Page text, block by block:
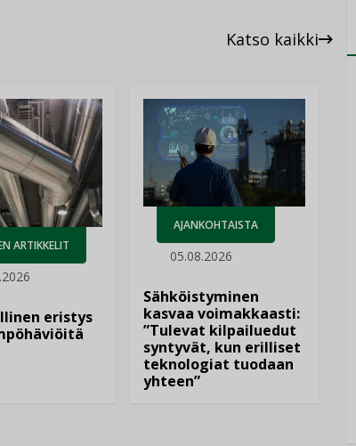
Katso kaikki
ARTIKKELIT
eristys
AJANKOHTAISTA
05.08.2026
Sähköistyminen
kasvaa voimakkaasti:
”Tulevat kilpailuedut
syntyvät, kun erilliset
teknologiat tuodaan
yhteen”